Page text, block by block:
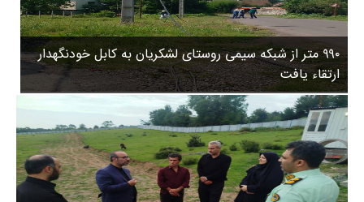
روستاها
ورزشی
سیاسی
چندرسانه ای
مسیر گردشگری دیلمان
درباره ما
۹۹۰ متر از شبکه سیمی روستای لشکریان به کابل خودنگهدار
ارتقاء یافت
۳
۵
۸
ب
ا
ز
ن
ش
س
ت